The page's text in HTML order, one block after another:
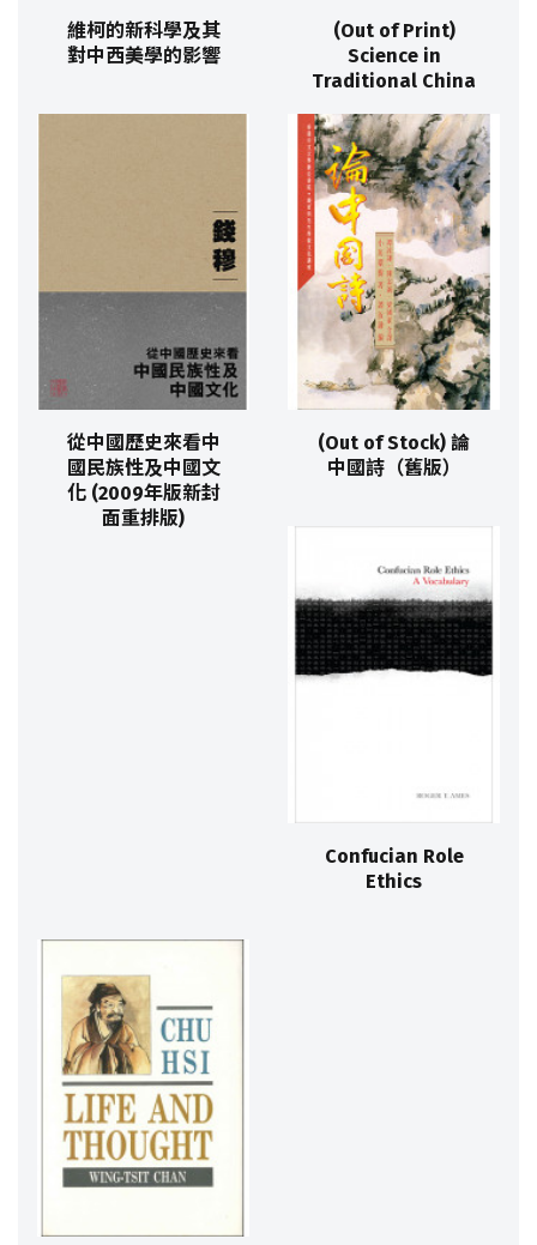
維柯的新科學及其
對中西美學的影響
(Out of Print)
Science in
Traditional China
從中國歷史來看中
國民族性及中國文
化 (2009年版新封
面重排版)
(Out of Stock) 論
中國詩（舊版）
Confucian Role
Ethics